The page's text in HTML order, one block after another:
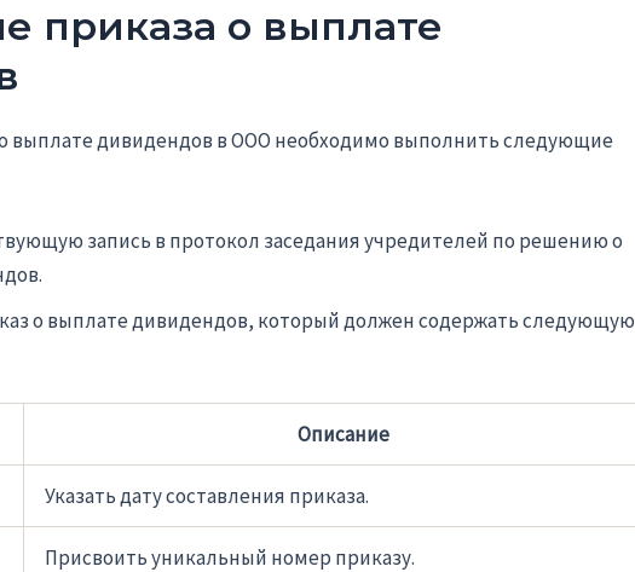
приказа о выплате
выплате дивидендов в ООО необходимо выполнить следующие
запись в протокол заседания учредителей по решению о
о выплате дивидендов, который должен содержать следующую
Описание
Указать дату составления приказа.
Присвоить уникальный номер приказу.